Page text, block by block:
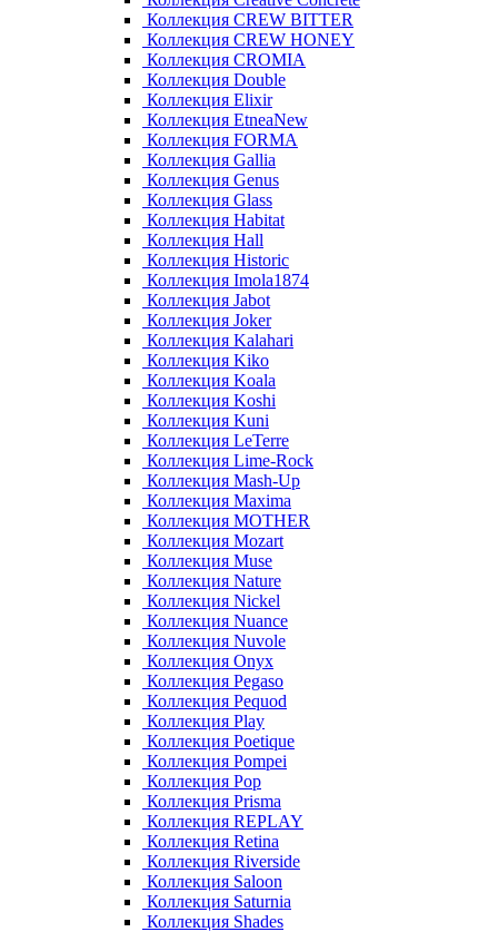
Коллекция CREW BITTER
Коллекция CREW HONEY
Коллекция CROMIA
Коллекция Double
Коллекция Elixir
Коллекция EtneaNew
Коллекция FORMA
Коллекция Gallia
Коллекция Genus
Коллекция Glass
Коллекция Habitat
Коллекция Hall
Коллекция Historic
Коллекция Imola1874
Коллекция Jabot
Коллекция Joker
Коллекция Kalahari
Коллекция Kiko
Коллекция Koala
Коллекция Koshi
Коллекция Kuni
Коллекция LeTerre
Коллекция Lime-Rock
Коллекция Mash-Up
Коллекция Maxima
Коллекция MOTHER
Коллекция Mozart
Коллекция Muse
Коллекция Nature
Коллекция Nickel
Коллекция Nuance
Коллекция Nuvole
Коллекция Onyx
Коллекция Pegaso
Коллекция Pequod
Коллекция Play
Коллекция Poetique
Коллекция Pompei
Коллекция Pop
Коллекция Prisma
Коллекция REPLAY
Коллекция Retina
Коллекция Riverside
Коллекция Saloon
Коллекция Saturnia
Коллекция Shades